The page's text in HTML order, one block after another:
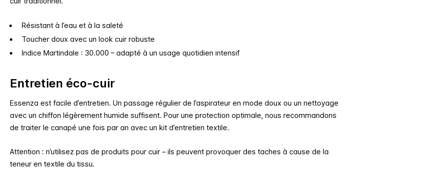
Résistant à l’eau et à la saleté
Toucher doux avec un look cuir robuste
Indice Martindale : 30.000 – adapté à un usage quotidien intensif
Entretien éco-cuir
Essenza est facile d’entretien. Un passage régulier de l’aspirateur en mode doux ou un nettoyage
avec un chiffon légèrement humide suffisent. Pour une protection optimale, nous recommandons
de traiter le canapé une fois par an avec un kit d’entretien textile.
Attention : n’utilisez pas de produits pour cuir – ils peuvent provoquer des taches à cause de la
teneur en textile du tissu.